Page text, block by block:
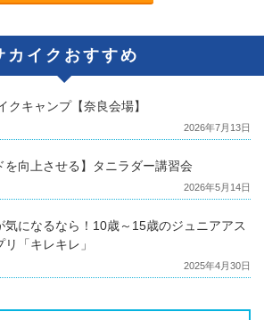
カイクおすすめ
クキャンプ【奈良会場】
2026年7月13日
を向上させる】タニラダー講習会
2026年5月14日
気になるなら！10歳～15歳のジュニアアス
「キレキレ」
2025年4月30日